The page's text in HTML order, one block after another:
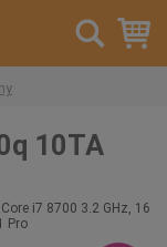
10TA
i7 8700 3.2 GHz, 16
Pro